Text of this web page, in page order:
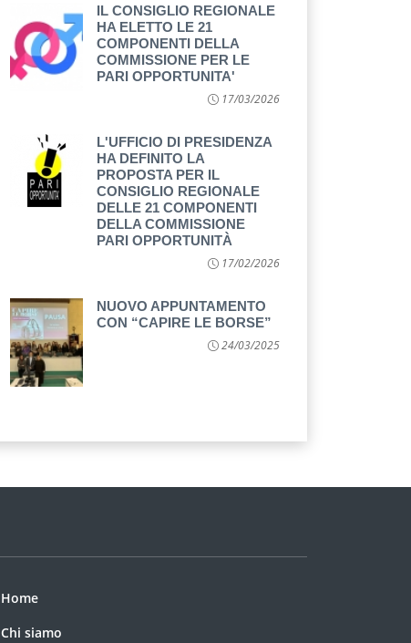
IL CONSIGLIO REGIONALE
HA ELETTO LE 21
COMPONENTI DELLA
COMMISSIONE PER LE
PARI OPPORTUNITA'
17/03/2026
L'UFFICIO DI PRESIDENZA
HA DEFINITO LA
PROPOSTA PER IL
CONSIGLIO REGIONALE
DELLE 21 COMPONENTI
DELLA COMMISSIONE
PARI OPPORTUNITÀ
17/02/2026
NUOVO APPUNTAMENTO
CON “CAPIRE LE BORSE”
24/03/2025
Home
Chi siamo